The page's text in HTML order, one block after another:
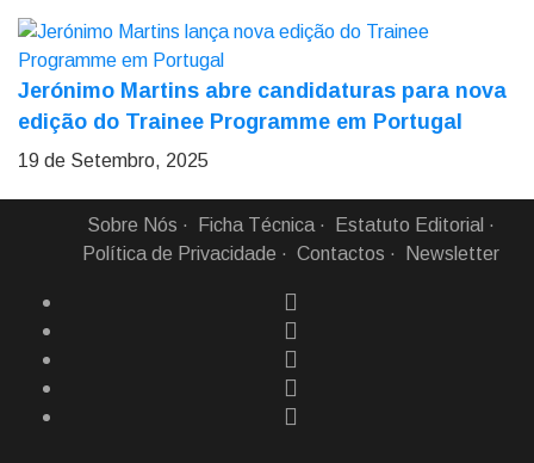
Jerónimo Martins abre candidaturas para nova
edição do Trainee Programme em Portugal
19 de Setembro, 2025
Sobre Nós Ficha Técnica
Estatuto Editorial
Política de Privacidade
Contactos Newsletter